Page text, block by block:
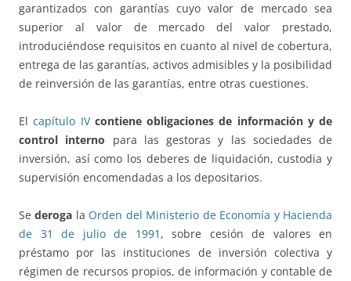
garantizados con garantías cuyo valor de mercado sea
superior al valor de mercado del valor prestado,
introduciéndose requisitos en cuanto al nivel de cobertura,
entrega de las garantías, activos admisibles y la posibilidad
de reinversión de las garantías, entre otras cuestiones.
Elcapítulo IV contiene obligaciones de información y de
control interno para las gestoras y las sociedades de
inversión, así como los deberes de liquidación, custodia y
supervisión encomendadas a los depositarios.
Sederoga laOrden del Ministerio de Economía y Hacienda
de 31 de julio de 1991 , sobre cesión de valores en
préstamo por las instituciones de inversión colectiva y
régimen de recursos propios, de información y contable de